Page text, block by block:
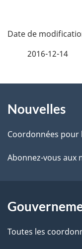
D
i
l
s
e
2016-12-14
propos
de
ce
Nouvelles
Coordonnées pour
Abonnez-vous aux
Toutes les